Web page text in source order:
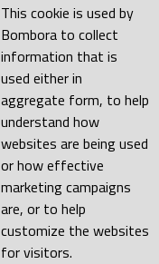
This cookie is used by
Bombora to collect
information that is
used either in
aggregate form, to help
understand how
websites are being used
or how effective
marketing campaigns
are, or to help
customize the websites
for visitors.